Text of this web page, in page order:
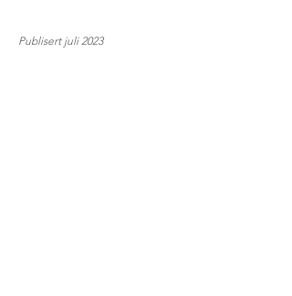
Publisert juli 2023